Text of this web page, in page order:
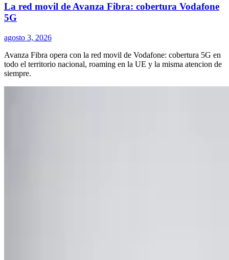
La red movil de Avanza Fibra: cobertura Vodafone
5G
agosto 3, 2026
Avanza Fibra opera con la red movil de Vodafone: cobertura 5G en
todo el territorio nacional, roaming en la UE y la misma atencion de
siempre.